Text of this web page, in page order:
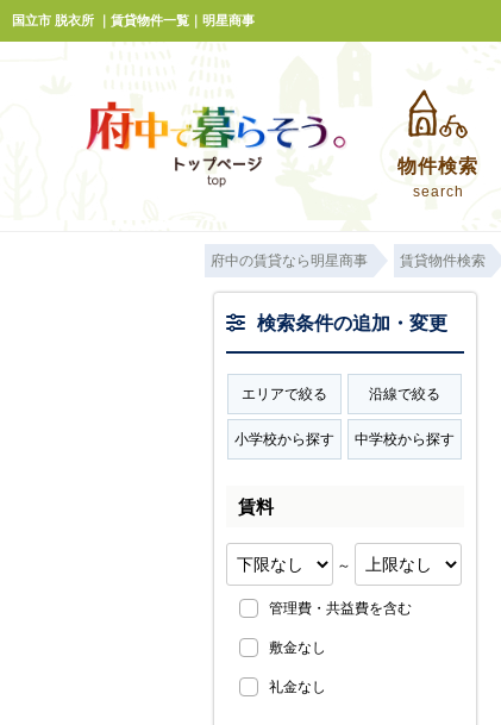
国立市 脱衣所 ｜賃貸物件一覧｜明星商事
物件検索
search
府中の賃貸なら明星商事 賃貸物件検索
検索条件の追加・変更
エリアで絞る 沿線で絞る
小学校から探す 中学校から探す
賃料
～
管理費・共益費を含む
敷金なし
礼金なし